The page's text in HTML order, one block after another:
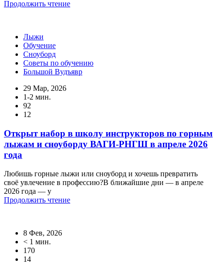
Продолжить чтение
Лыжи
Обучение
Сноуборд
Советы по обучению
Большой Вудъявр
29 Мар, 2026
1-2 мин.
92
12
Открыт набор в школу инструкторов по горным
лыжам и сноуборду ВАГИ-РНГШ в апреле 2026
года
Любишь горные лыжи или сноуборд и хочешь превратить
своё увлечение в профессию?В ближайшие дни — в апреле
2026 года — у
Продолжить чтение
8 Фев, 2026
< 1 мин.
170
14